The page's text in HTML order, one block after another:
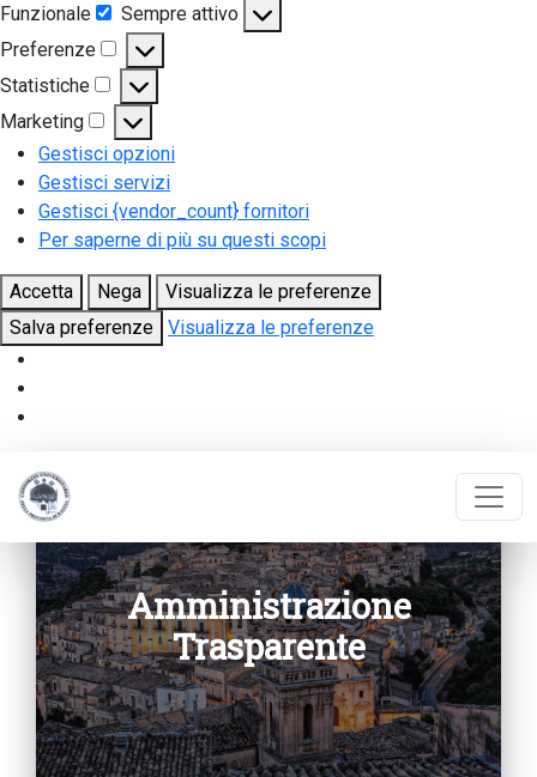
Funzionale
Funzionale
Sempre attivo
Preferenze
Preferenze
Statistiche
Statistiche
Marketing
Marketing
Gestisci opzioni
Gestisci servizi
Gestisci {vendor_count} fornitori
Per saperne di più su questi scopi
Accetta Nega
Visualizza le preferenze
Salva preferenze
Visualizza le preferenze
Amministrazione
Trasparente